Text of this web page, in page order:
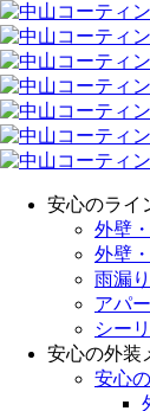
安心のライ
外壁
外壁
雨漏
アパ
シー
安心の外装
安心